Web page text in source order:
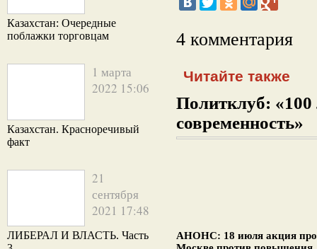
Казахстан: Очередные
поблажки торговцам
1 марта
2022 15:06
Казахстан. Красноречивый
факт
21
сентября
2021 17:48
ЛИБЕРАЛ И ВЛАСТЬ. Часть
4 комментария
Читайте также
Политклуб: «100
современность»
АНОНС: 18 июля акция